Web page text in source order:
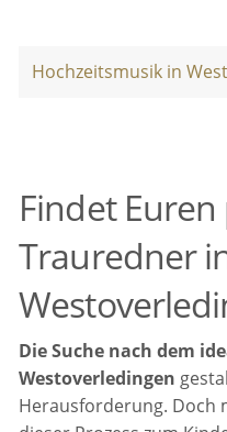
Hochzeitsmusik in
Findet
Trauredner
Die Suche nach dem
Westoverledingen
Herausforderung. Doch